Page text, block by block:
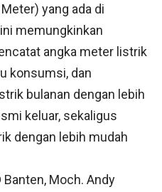
yang ada di
memungkinkan
angka meter listrik
konsumsi, dan
bulanan dengan lebih
keluar, sekaligus
dengan lebih mudah
Banten, Moch. Andy